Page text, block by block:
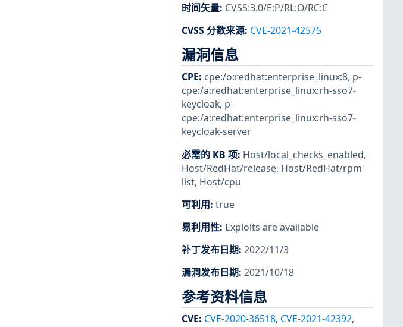
时间矢量: CVSS:3.0/E:P/RL:O/RC:C
CVSS 分数来源: CVE-2021-42575
漏洞信息
CPE: cpe:/o:redhat:enterprise_linux:8, p-
cpe:/a:redhat:enterprise_linux:rh-sso7-
keycloak, p-
cpe:/a:redhat:enterprise_linux:rh-sso7-
keycloak-server
必需的 KB 项: Host/local_checks_enabled,
Host/RedHat/release, Host/RedHat/rpm-
list, Host/cpu
可利用: true
易利用性: Exploits are available
补丁发布日期: 2022/11/3
漏洞发布日期: 2021/10/18
参考资料信息
CVE: CVE-2020-36518, CVE-2021-42392,